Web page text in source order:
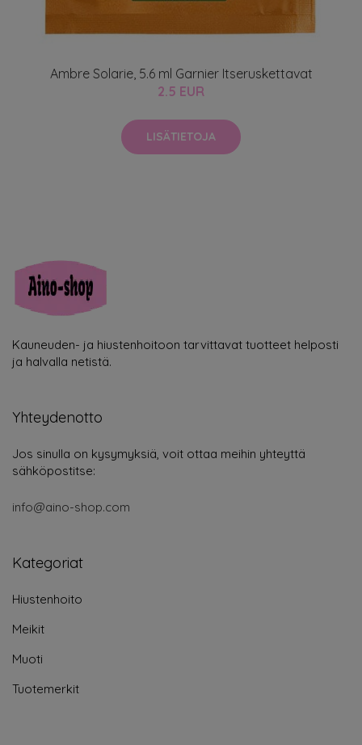
Ambre Solarie, 5.6 ml Garnier Itseruskettavat
2.5 EUR
LISÄTIETOJA
Kauneuden- ja hiustenhoitoon tarvittavat tuotteet helposti
ja halvalla netistä.
Yhteydenotto
Jos sinulla on kysymyksiä, voit ottaa meihin yhteyttä
sähköpostitse:
info@aino-shop.com
Kategoriat
Hiustenhoito
Meikit
Muoti
Tuotemerkit